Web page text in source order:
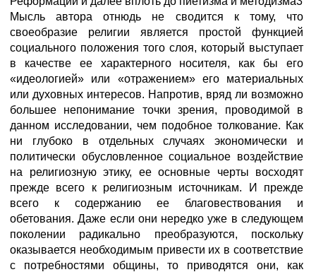
Мысль автора отнюдь не сводится к тому, что
своеобразие религии является простой функцией
социального положения того слоя, который выступает
в качестве ее характерного носителя, как бы его
«идеологией» или «отражением» его материальных
или духовных интересов. Напротив, вряд ли возможно
большее непонимание точки зрения, проводимой в
данном исследовании, чем подобное толкование. Как
ни глубоко в отдельных случаях экономически и
политически обусловленное социальное воздействие
на религиозную этику, ее основные черты восходят
прежде всего к религиозным источникам. И прежде
всего к содержанию ее благовествования и
обетования. Даже если они нередко уже в следующем
поколении радикально преобразуются, поскольку
оказывается необходимым привести их в соответствие
с потребностями общины, то приводятся они, как